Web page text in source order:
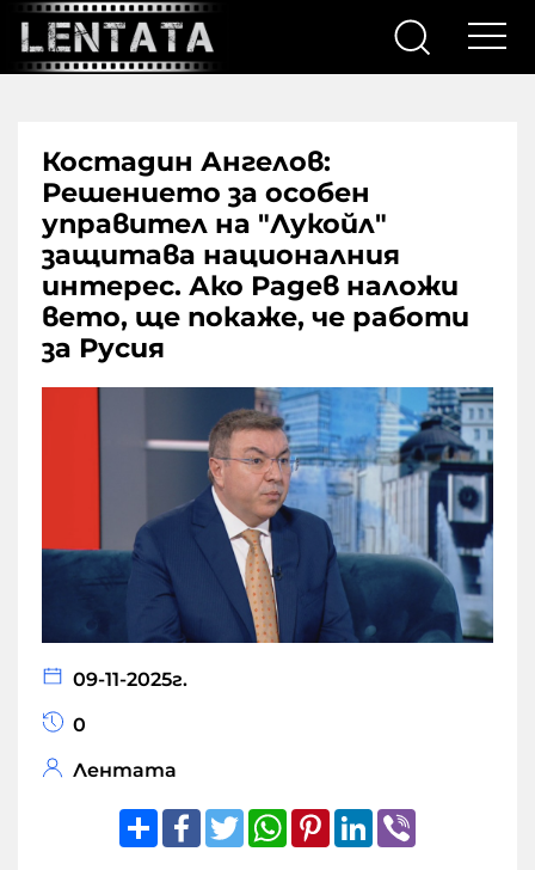
Костадин Ангелов:
Решението за особен
управител на "Лукойл"
защитава националния
интерес. Ако Радев наложи
вето, ще покаже, че работи
за Русия
09-11-2025г.
0
Лентата
ShareFacebook
TwitterWhatsApp
Pinterest
LinkedIn